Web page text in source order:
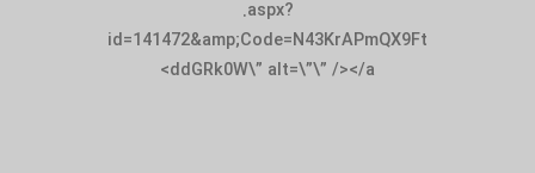
.aspx?
id=141472&amp;Code=N43KrAPmQX9Ft
ddGRk0W\” alt=\”\” /></a>